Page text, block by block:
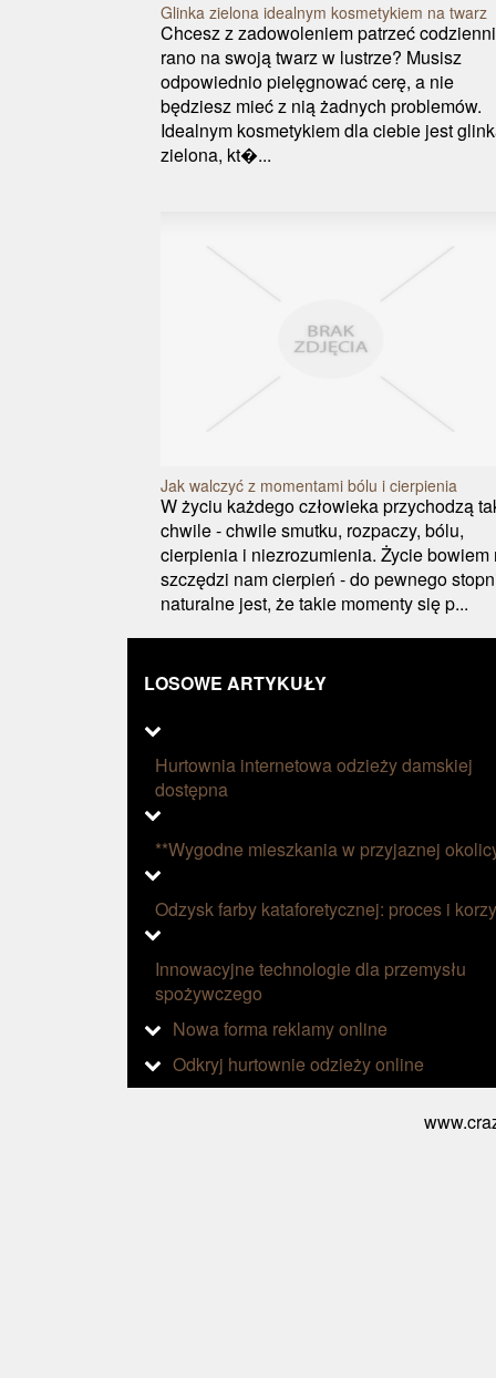
Glinka zielona idealnym kosmetykiem na twarz
Chcesz z zadowoleniem patrzeć
rano na swoją twarz w lustrze? Musisz
odpowiednio pielęgnować cerę, a nie
będziesz mieć z nią żadnych problemów.
Idealnym kosmetykiem dla ciebie jest
zielona, kt�...
Jak walczyć z momentami bólu i cierpienia
W życiu każdego człowieka przychodzą
chwile - chwile smutku, rozpaczy, bólu,
cierpienia i niezrozumienia. Życie bowiem
szczędzi nam cierpień - do pewnego
naturalne jest, że takie momenty się p...
LOSOWE ARTYKUŁY
Hurtownia internetowa odzieży damskiej
dostępna
**Wygodne mieszkania w przyjaznej
Odzysk farby kataforetycznej: proces i
Innowacyjne technologie dla przemysłu
spożywczego
Nowa forma reklamy online
Odkryj hurtownie odzieży online